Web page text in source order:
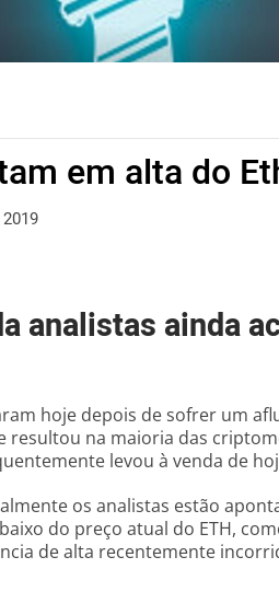
em alta do
analistas ainda
hoje depois de sofrer um
resultou na maioria das
levou à venda de
os analistas estão
do preço atual do ETH,
de alta recentemente